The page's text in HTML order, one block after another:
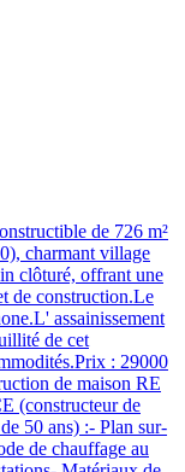
de 726 m²
charmant village
clôturé, offrant une
de construction.Le
assainissement
de cet
: 29000
de maison RE
(constructeur de
50 ans) :- Plan sur-
de chauffage au